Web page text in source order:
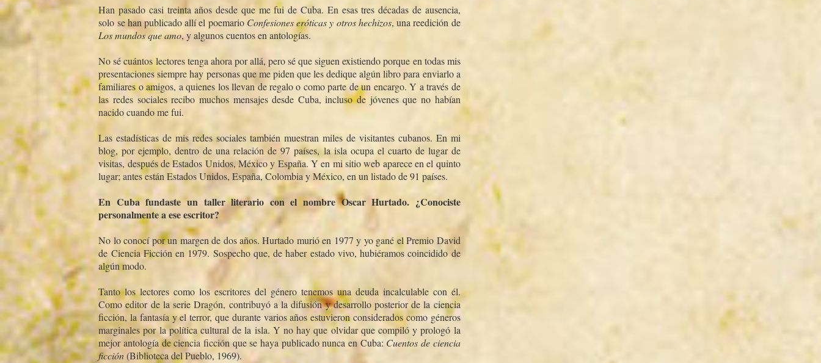
Han pasado casi treinta años desde que me fui de Cuba. En esas tres décadas de ausencia,
solo se han publicado allí­ el poemario Confesiones eróticas y otros hechizos, una reedición de
Los mundos que amo, y algunos cuentos en antologí­as.
No sé cuántos lectores tenga ahora por allá, pero sé que siguen existiendo porque en todas mis
presentaciones siempre hay personas que me piden que les dedique algún libro para enviarlo a
familiares o amigos, a quienes los llevan de regalo o como parte de un encargo. Y a través de
las redes sociales recibo muchos mensajes desde Cuba, incluso de jóvenes que no habí­an
nacido cuando me fui.
Las estadí­sticas de mis redes sociales también muestran miles de visitantes cubanos. En mi
blog, por ejemplo, dentro de una relación de 97 paí­ses, la isla ocupa el cuarto de lugar de
visitas, después de Estados Unidos, México y España. Y en mi sitio web aparece en el quinto
lugar; antes están Estados Unidos, España, Colombia y México, en un listado de 91 paí­ses.
En Cuba fundaste un taller literario con el nombre Oscar Hurtado. ¿Conociste
personalmente a ese escritor?
No lo conocí­ por un margen de dos años. Hurtado murió en 1977 y yo gané el Premio David
de Ciencia Ficción en 1979. Sospecho que, de haber estado vivo, hubiéramos coincidido de
algún modo.
Tanto los lectores como los escritores del género tenemos una deuda incalculable con él.
Como editor de la serie Dragón, contribuyó a la difusión y desarrollo posterior de la ciencia
ficción, la fantasí­a y el terror, que durante varios años estuvieron considerados como géneros
marginales por la polí­tica cultural de la isla. Y no hay que olvidar que compiló y prologó la
mejor antologí­a de ciencia ficción que se haya publicado nunca en Cuba: Cuentos de ciencia
ficción(Biblioteca del Pueblo, 1969).